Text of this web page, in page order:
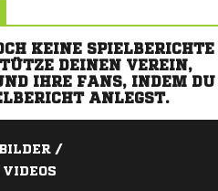
KEINE SPIELBERICHTE
DEINEN VEREIN,
IHRE FANS, INDEM DU
ANLEGST.
BILDER /
VIDEOS